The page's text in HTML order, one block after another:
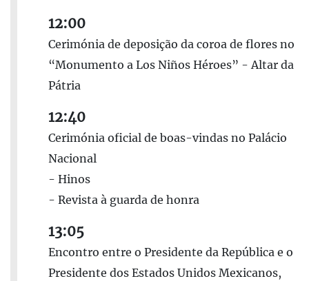
12:00
Cerimónia de deposição da coroa de flores no
“Monumento a Los Niños Héroes” - Altar da
Pátria
12:40
Cerimónia oficial de boas-vindas no Palácio
Nacional
- Hinos
- Revista à guarda de honra
13:05
Encontro entre o Presidente da República e o
Presidente dos Estados Unidos Mexicanos,